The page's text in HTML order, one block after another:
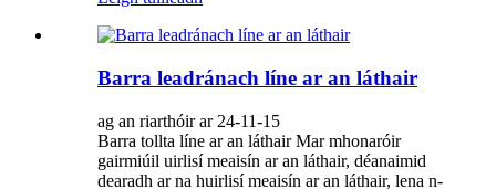
Barra leadránach líne ar an láthair
ag an riarthóir ar 24-11-15
Barra tollta líne ar an láthair Mar mhonaróir
gairmiúil uirlisí meaisín ar an láthair, déanaimid
dearadh ar na huirlisí meaisín ar an láthair, lena n-